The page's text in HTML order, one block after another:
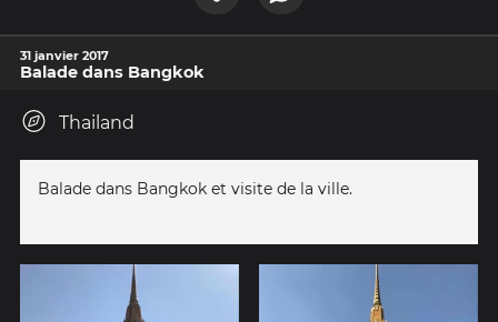
31 janvier 2017
Balade dans Bangkok
Thailand
Balade dans Bangkok et visite de la ville.